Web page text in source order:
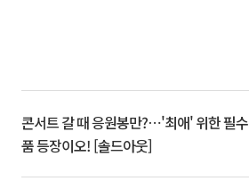
콘서트 갈 때 응원봉만?⋯'최애' 위한 필수
품 등장이오! [솔드아웃]